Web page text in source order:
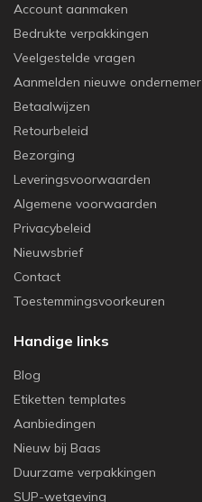
Account aanmaken
Bedrukte verpakkingen
Veelgestelde vragen
Aanmelden nieuwe ondernemer
Betaalwijzen
Retourbeleid
Bezorging
Leveringsvoorwaarden
Algemene voorwaarden
Privacybeleid
Nieuwsbrief
Contact
Toestemmingsvoorkeuren
Handige links
Blog
Etiketten templates
Aanbiedingen
Nieuw bij Baas
Duurzame verpakkingen
SUP-wetgeving